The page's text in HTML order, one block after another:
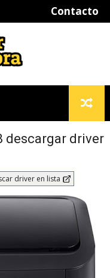
Contacto
descargar driver
driver en lista